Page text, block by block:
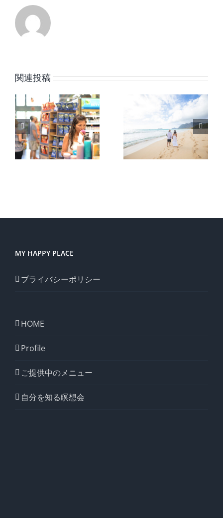
た
理
関連投稿
誰もが愛
が湧き出
る泉を持
ってい
ハワイで
しか食べ
られな
い、優し
MY HAPPY PLACE
プライバシーポリシー
HOME
Profile
ご提供中のメニュー
自分を知る瞑想会